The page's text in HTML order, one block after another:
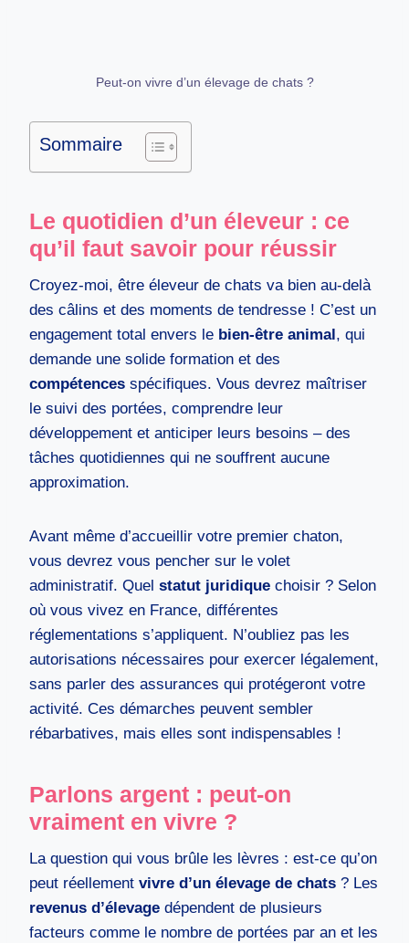
Peut-on vivre d’un élevage de chats ?
Sommaire
Le quotidien d’un éleveur : ce
qu’il faut savoir pour réussir
Croyez-moi, être éleveur de chats va bien au-delà
des câlins et des moments de tendresse ! C’est un
engagement total envers le bien-être animal, qui
demande une solide formation et des
compétences spécifiques. Vous devrez maîtriser
le suivi des portées, comprendre leur
développement et anticiper leurs besoins – des
tâches quotidiennes qui ne souffrent aucune
approximation.
Avant même d’accueillir votre premier chaton,
vous devrez vous pencher sur le volet
administratif. Quel statut juridique choisir ? Selon
où vous vivez en France, différentes
réglementations s’appliquent. N’oubliez pas les
autorisations nécessaires pour exercer légalement,
sans parler des assurances qui protégeront votre
activité. Ces démarches peuvent sembler
rébarbatives, mais elles sont indispensables !
Parlons argent : peut-on
vraiment en vivre ?
La question qui vous brûle les lèvres : est-ce qu’on
peut réellement vivre d’un élevage de chats ? Les
revenus d’élevage dépendent de plusieurs
facteurs comme le nombre de portées par an et les